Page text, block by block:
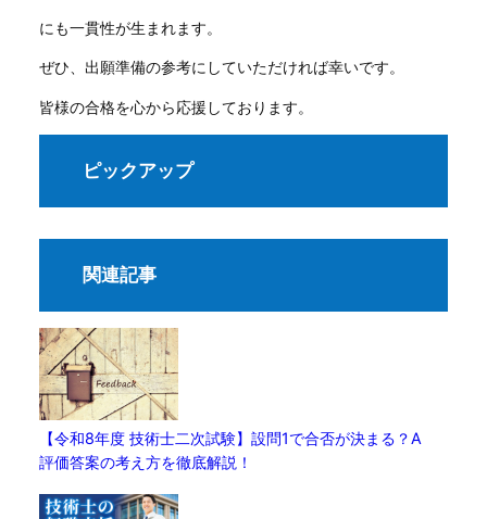
にも一貫性が生まれます。
ぜひ、出願準備の参考にしていただければ幸いです。
皆様の合格を心から応援しております。
ピックアップ
関連記事
【令和8年度 技術士二次試験】設問1で合否が決まる？A
評価答案の考え方を徹底解説！